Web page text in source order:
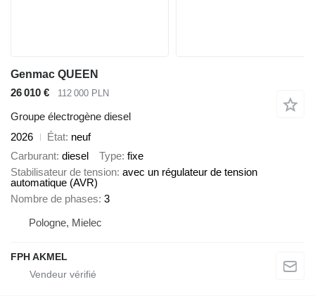
Genmac QUEEN
26 010 €
112 000 PLN
Groupe électrogène diesel
2026
État neuf
Carburant diesel Type fixe
Stabilisateur de tension avec un régulateur de tension
automatique (AVR)
Nombre de phases 3
Pologne, Mielec
FPH AKMEL